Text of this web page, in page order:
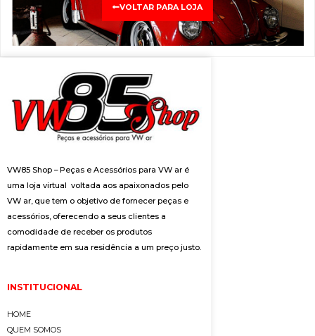
VOLTAR PARA LOJA
VW85 Shop – Peças e Acessórios para VW ar é
uma loja virtual voltada aos apaixonados pelo
VW ar, que tem o objetivo de fornecer peças e
acessórios, oferecendo a seus clientes a
comodidade de receber os produtos
rapidamente em sua residência a um preço justo.
INSTITUCIONAL
HOME
QUEM SOMOS